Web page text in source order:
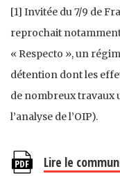
[1] Invitée du 7/9 de
reprochait
« Respecto », un
détention dont les
de nombreux travaux
l’analyse de l’OIP).
Lire le